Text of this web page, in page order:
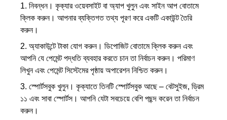
নিবন্ধন। কৃক্যার ওয়েবসাইট বা অ্যাপ খুলুন এবং সাইন আপ বোতামে
ক্লিক করুন। আপনার ব্যক্তিগত তথ্য পূরণ করে একটি একাউন্ট তৈরি
করুন।
অ্যাকাউন্টে টাকা যোগ করুন। ডিপোজিট বোতামে ক্লিক করুন এবং
আপনি যে পেমেন্ট পদ্ধতি ব্যবহার করতে চান তা নির্বাচন করুন। পরিমাণ
লিখুন এবং পেমেন্ট সিস্টেমের পৃষ্ঠায় অপারেশন নিশ্চিত করুন।
স্পোর্টসবুক খুলুন। কৃক্যাতে তিনটি স্পোর্টসবুক আছে – বেটসুইজ, ড্রিম
১১ এবং সাবা স্পোর্টস। আপনি যেটা সবচেয়ে বেশি পছন্দ করেন তা নির্বাচন
করুন।